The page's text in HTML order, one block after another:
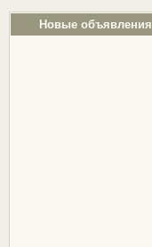
Новые объявления